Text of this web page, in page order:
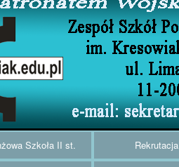
Szkoła II st. Rekrutacja